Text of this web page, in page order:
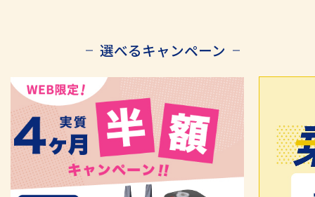
選べるキャンペーン